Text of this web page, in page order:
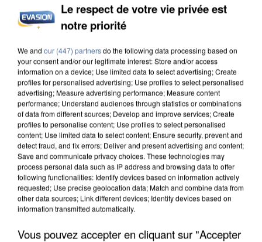
DE FAUNE SAUVAGE SONT...
Le respect de votre vie privée est
notre priorité
We and our (447) partnersdo the following data processing based on
your consent and/or our legitimate interest: Store and/or access
information on a device; Use limited data to select advertising; Create
profiles for personalised advertising; Use profiles to select personalised
advertising; Measure advertising performance; Measure content
performance; Understand audiences through statistics or combinations
of data from different sources; Develop and improve services; Create
profiles to personalise content; Use profiles to select personalised
content; Use limited data to select content; Ensure security, prevent and
detect fraud, and fix errors; Deliver and present advertising and content;
Save and communicate privacy choices. These technologies may
process personal data such as IP address and browsing data to offer
following functionalities: Identify devices based on information actively
requested; Use precise geolocation data; Match and combine data from
other data sources; Link different devices; Identify devices based on
information transmitted automatically.
Vous pouvez accepter en cliquant sur "Accepter